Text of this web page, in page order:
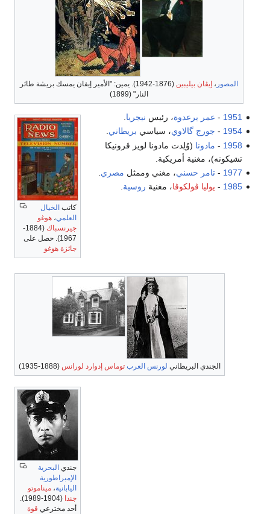
المصور ، إيڤان بيليبين
(1876-1942). يمين: "الأمير إيفان يمسك بريشة طائر
النار" (1899)
كاتب الخيال
العلمي، هوغو
جيرنسباك
(1884-
1967). حصل على
جائزة هوغو
الجندي البريطاني لورنس العرب توماس إدوارد لورانس (1888-1935)
جندي البحرية
الإمبراطورية
اليابانية، ميناموتو
جندا
(1904-1989).
أحد مخترعي قوة
1951
- عمر يرعدوة، رئيس نيجريا
1954
- جورج گالاوي، سياسي بريطاني
1958
- مادونا (وُلِدت مادونا لويز ڤرونيكا
تشيكونه)، مغنية أمريكية.
1977
-تامر حسني، مغني وممثل مصري
1985
- يوليا ڤولكوڤا، مغنية روسية.